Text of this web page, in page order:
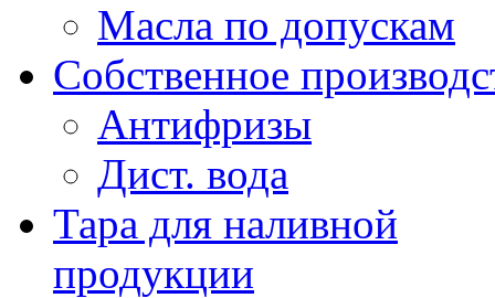
Масла по допускам
Собственное
Антифризы
Дист. вода
Тара для наливной
продукции